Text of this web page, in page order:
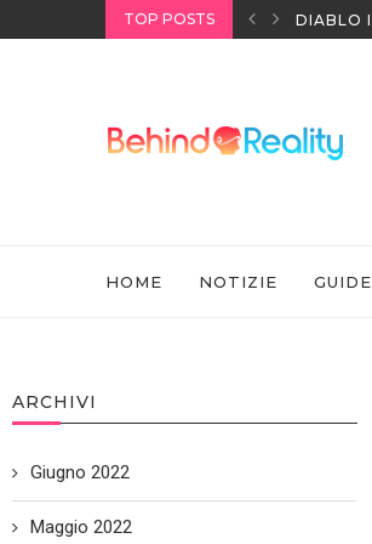
TOP POSTS
SONY DIABLO
HOME NOTIZIE GUIDE
ARCHIVI
Giugno 2022
Maggio 2022